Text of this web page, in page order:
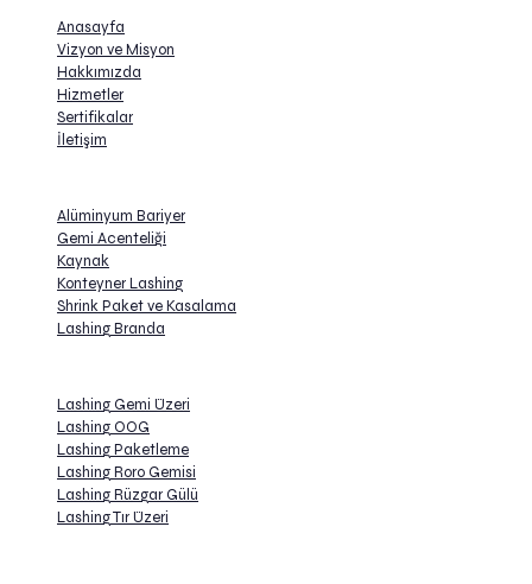
Anasayfa
Vizyon ve Misyon
Hakkımızda
Hizmetler
Sertifikalar
İletişim
Alüminyum Bariyer
Gemi Acenteliği
Kaynak
Konteyner Lashing
Shrink Paket ve Kasalama
Lashing Branda
Lashing Gemi Üzeri
Lashing OOG
Lashing Paketleme
Lashing Roro Gemisi
Lashing Rüzgar Gülü
Lashing Tır Üzeri